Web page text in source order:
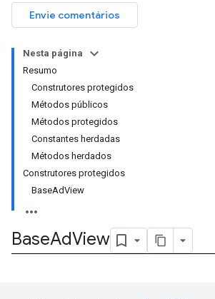
Envie comentários
Nesta página
Resumo
Construtores protegidos
Métodos públicos
Métodos protegidos
Constantes herdadas
Métodos herdados
Construtores protegidos
BaseAdView
BaseAdView